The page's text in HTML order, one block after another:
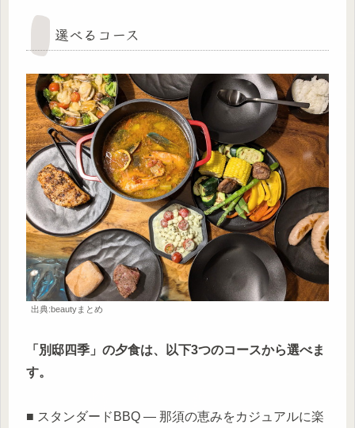
選べるコース
出典:beautyまとめ
「別邸四季」の夕食は、以下3つのコースから選べま
す。
■ スタンダードBBQ — 那須の恵みをカジュアルに楽